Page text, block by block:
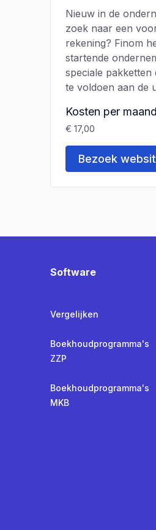
Nieuw in de
zoek naar een
rekening? Finom
startende
speciale
te voldoen aan de
Kosten per maand
€ 17,00
Bezoek
Software
Vergelijken
Boekhoudprogramma's
ZZP
Boekhoudprogramma's
MKB